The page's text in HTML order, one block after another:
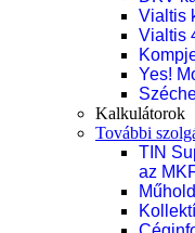
Vialtis
Vialtis
Yes!
Kalkulátorok
További
TIN
az